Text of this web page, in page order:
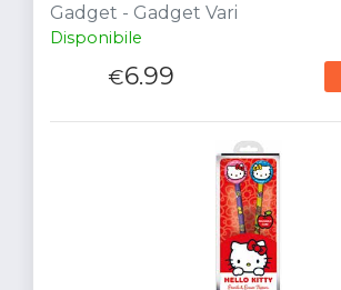
Gadget - Gadget Vari
Disponibile
€6.99